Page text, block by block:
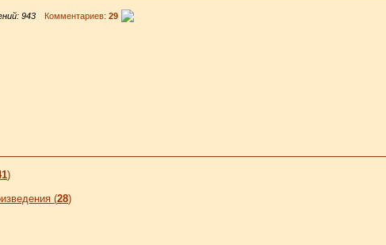
943 Комментариев: 29
)
(28)